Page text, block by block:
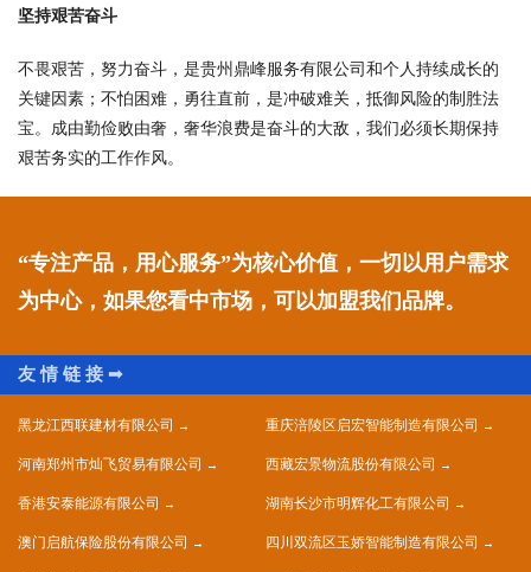
坚持艰苦奋斗
不畏艰苦，努力奋斗，是贵州鼎峰服务有限公司和个人持续成长的
关键因素；不怕困难，勇往直前，是冲破难关，抵御风险的制胜法
宝。成由勤俭败由奢，奢华浪费是奋斗的大敌，我们必须长期保持
艰苦务实的工作作风。
“专注产品，用心服务”为核心价值，一切以用户需求
为中心，如果您看中市场，可以加盟我们品牌。
黑龙江西联建材有限公司 重庆涪陵区启宏智能制造有限公司
河南郑州市灿飞贸易有限公司 西藏宏景物流股份有限公司
香港安泰能源有限公司 湖南长沙市明辉化工有限公司
澳门启航保险股份有限公司 四川双流区玉娇智能制造有限公司